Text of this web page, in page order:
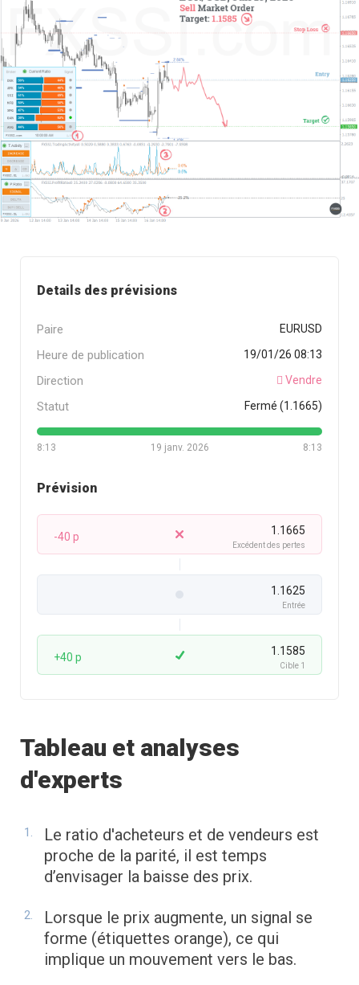
Details des prévisions
Paire EURUSD
Heure de publication 19/01/26 08:13
Direction Vendre
Statut Fermé (1.1665)
8:13 8:13
19 janv. 2026
Prévision
-40 p 1.1665
Excédent des pertes
1.1625
Entrée
+40 p 1.1585
Cible 1
Tableau et analyses
d'experts
Le ratio d'acheteurs et de vendeurs est
proche de la parité, il est temps
d’envisager la baisse des prix.
Lorsque le prix augmente, un signal se
forme (étiquettes orange), ce qui
implique un mouvement vers le bas.